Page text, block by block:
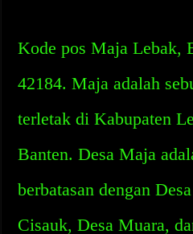
Kode pos Maja Lebak,
42184. Maja adalah
terletak di Kabupaten
Banten. Desa Maja
berbatasan dengan
Cisauk, Desa Muara,